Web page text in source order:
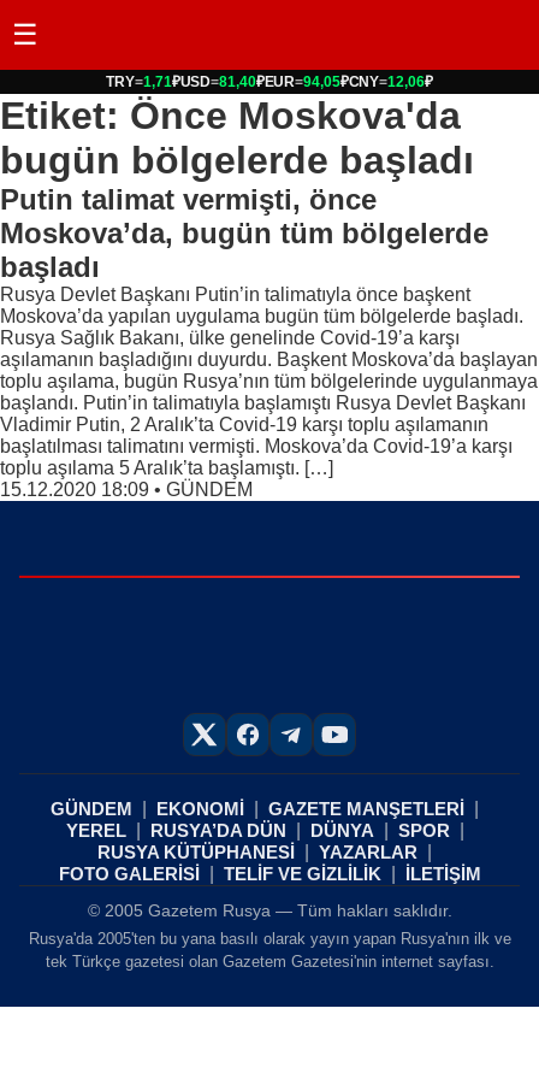
☰
TRY=1,71₽USD=81,40₽EUR=94,05₽CNY=12,06₽
Etiket: Önce Moskova'da
bugün bölgelerde başladı
Putin talimat vermişti, önce
Moskova’da, bugün tüm bölgelerde
başladı
Rusya Devlet Başkanı Putin’in talimatıyla önce başkent
Moskova’da yapılan uygulama bugün tüm bölgelerde başladı.
Rusya Sağlık Bakanı, ülke genelinde Covid-19’a karşı
aşılamanın başladığını duyurdu. Başkent Moskova’da başlayan
toplu aşılama, bugün Rusya’nın tüm bölgelerinde uygulanmaya
başlandı. Putin’in talimatıyla başlamıştı Rusya Devlet Başkanı
Vladimir Putin, 2 Aralık’ta Covid-19 karşı toplu aşılamanın
başlatılması talimatını vermişti. Moskova’da Covid-19’a karşı
toplu aşılama 5 Aralık’ta başlamıştı. […]
15.12.2020 18:09 • GÜNDEM
GÜNDEM EKONOMİ
GAZETE MANŞETLERİ
YEREL
RUSYA’DA DÜN DÜNYA
SPOR
RUSYA KÜTÜPHANESİ
YAZARLAR
FOTO GALERİSİ
TELİF VE GİZLİLİK İLETİŞİM
© 2005 Gazetem Rusya — Tüm hakları saklıdır.
Rusya'da 2005'ten bu yana basılı olarak yayın yapan Rusya'nın ilk ve
tek Türkçe gazetesi olan Gazetem Gazetesi'nin internet sayfası.